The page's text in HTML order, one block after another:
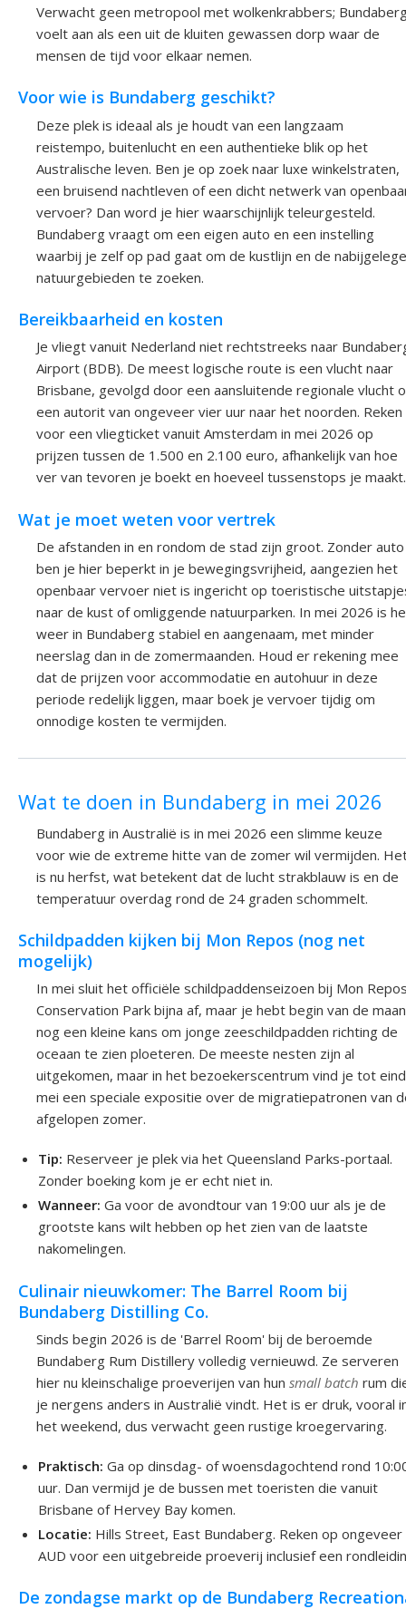
Verwacht geen metropool met wolkenkrabbers;
voelt aan als een uit de kluiten gewassen dorp waar de
mensen de tijd voor elkaar nemen.
Voor wie is Bundaberg geschikt?
Deze plek is ideaal als je houdt van een langzaam
reistempo, buitenlucht en een authentieke blik op het
Australische leven. Ben je op zoek naar luxe winkelstraten,
een bruisend nachtleven of een dicht netwerk van
vervoer? Dan word je hier waarschijnlijk teleurgesteld.
Bundaberg vraagt om een eigen auto en een instelling
waarbij je zelf op pad gaat om de kustlijn en de
natuurgebieden te zoeken.
Bereikbaarheid en kosten
Je vliegt vanuit Nederland niet rechtstreeks naar
Airport (BDB). De meest logische route is een vlucht naar
Brisbane, gevolgd door een aansluitende regionale vlucht
een autorit van ongeveer vier uur naar het noorden. Reken
voor een vliegticket vanuit Amsterdam in mei 2026 op
prijzen tussen de 1.500 en 2.100 euro, afhankelijk van hoe
ver van tevoren je boekt en hoeveel tussenstops je maakt.
Wat je moet weten voor vertrek
De afstanden in en rondom de stad zijn groot. Zonder auto
ben je hier beperkt in je bewegingsvrijheid, aangezien het
openbaar vervoer niet is ingericht op toeristische
naar de kust of omliggende natuurparken. In mei 2026 is
weer in Bundaberg stabiel en aangenaam, met minder
neerslag dan in de zomermaanden. Houd er rekening mee
dat de prijzen voor accommodatie en autohuur in deze
periode redelijk liggen, maar boek je vervoer tijdig om
onnodige kosten te vermijden.
Wat te doen in Bundaberg in mei 2026
Bundaberg in Australië is in mei 2026 een slimme keuze
voor wie de extreme hitte van de zomer wil vermijden.
is nu herfst, wat betekent dat de lucht strakblauw is en de
temperatuur overdag rond de 24 graden schommelt.
Schildpadden kijken bij Mon Repos (nog net
mogelijk)
In mei sluit het officiële schildpaddenseizoen bij Mon
Conservation Park bijna af, maar je hebt begin van de
nog een kleine kans om jonge zeeschildpadden richting de
oceaan te zien ploeteren. De meeste nesten zijn al
uitgekomen, maar in het bezoekerscentrum vind je tot eind
mei een speciale expositie over de migratiepatronen van
afgelopen zomer.
Tip: Reserveer je plek via het Queensland Parks-portaal.
Zonder boeking kom je er echt niet in.
Wanneer: Ga voor de avondtour van 19:00 uur als je de
grootste kans wilt hebben op het zien van de laatste
nakomelingen.
Culinair nieuwkomer: The Barrel Room bij
Bundaberg Distilling Co.
Sinds begin 2026 is de 'Barrel Room' bij de beroemde
Bundaberg Rum Distillery volledig vernieuwd. Ze serveren
hier nu kleinschalige proeverijen van hun small batch rum
je nergens anders in Australië vindt. Het is er druk, vooral
het weekend, dus verwacht geen rustige kroegervaring.
Praktisch: Ga op dinsdag- of woensdagochtend rond
uur. Dan vermijd je de bussen met toeristen die vanuit
Brisbane of Hervey Bay komen.
Locatie: Hills Street, East Bundaberg. Reken op
AUD voor een uitgebreide proeverij inclusief een
De zondagse markt op de Bundaberg